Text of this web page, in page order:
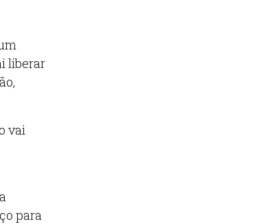
liberar
vai
para